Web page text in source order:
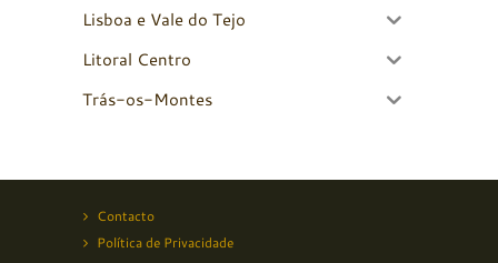
Lisboa e Vale do Tejo
Litoral Centro
Trás-os-Montes
Contacto
Política de Privacidade